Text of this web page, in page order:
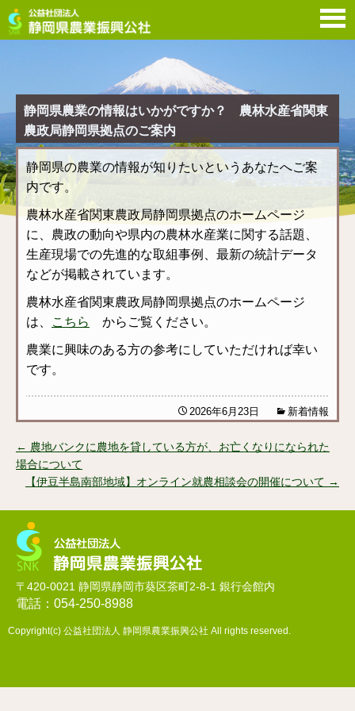
静岡県農業の情報はいかがですか？ 農林水産省関東
農政局静岡県拠点のご案内
静岡県の農業の情報が知りたいというあなたへご案
内です。
農林水産省関東農政局静岡県拠点のホームページ
に、農政の動向や県内の農林水産業に関する話題、
生産現場での先進的な取組事例、最新の統計データ
などが掲載されています。
農林水産省関東農政局静岡県拠点のホームページ
は、
こちら からご覧ください。
農業に興味のある方の参考にしていただければ幸い
です。
2026年6月23日 新着情報
投
ビ
ゲ
ー
シ
ョ
← 農地バンクに農地を貸している方が、お亡くなりになられた
場合について
【伊豆半島南部地域】オンライン就農相談会の開催について →
〒420-0021 静岡県静岡市葵区茶町2-8-1 銀行会館内
電話：054-250-8988
Copyright(c) 公益社団法人 静岡県農業振興公社 All rights reserved.